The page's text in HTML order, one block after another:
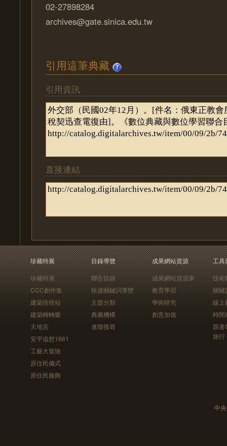
02-27898284
archives@gate.sinica.edu.tw
引用這筆典藏
引用資訊
直接連結
珍藏特展
珍藏特展
CCC創作集
建築排排站
建築轉轉樂
天地宮
安平追想1661
工藝大冒險
原住民儀式
原住民服飾
目錄導覽
聯合目錄
快速關鍵詞導覽
主題分類
典藏機構
進階搜尋
成果網站資源
成果網站資源庫
教育學習
學術研究
創意加值
工具
技術
關鍵
線上
時間
跟
旅行
中